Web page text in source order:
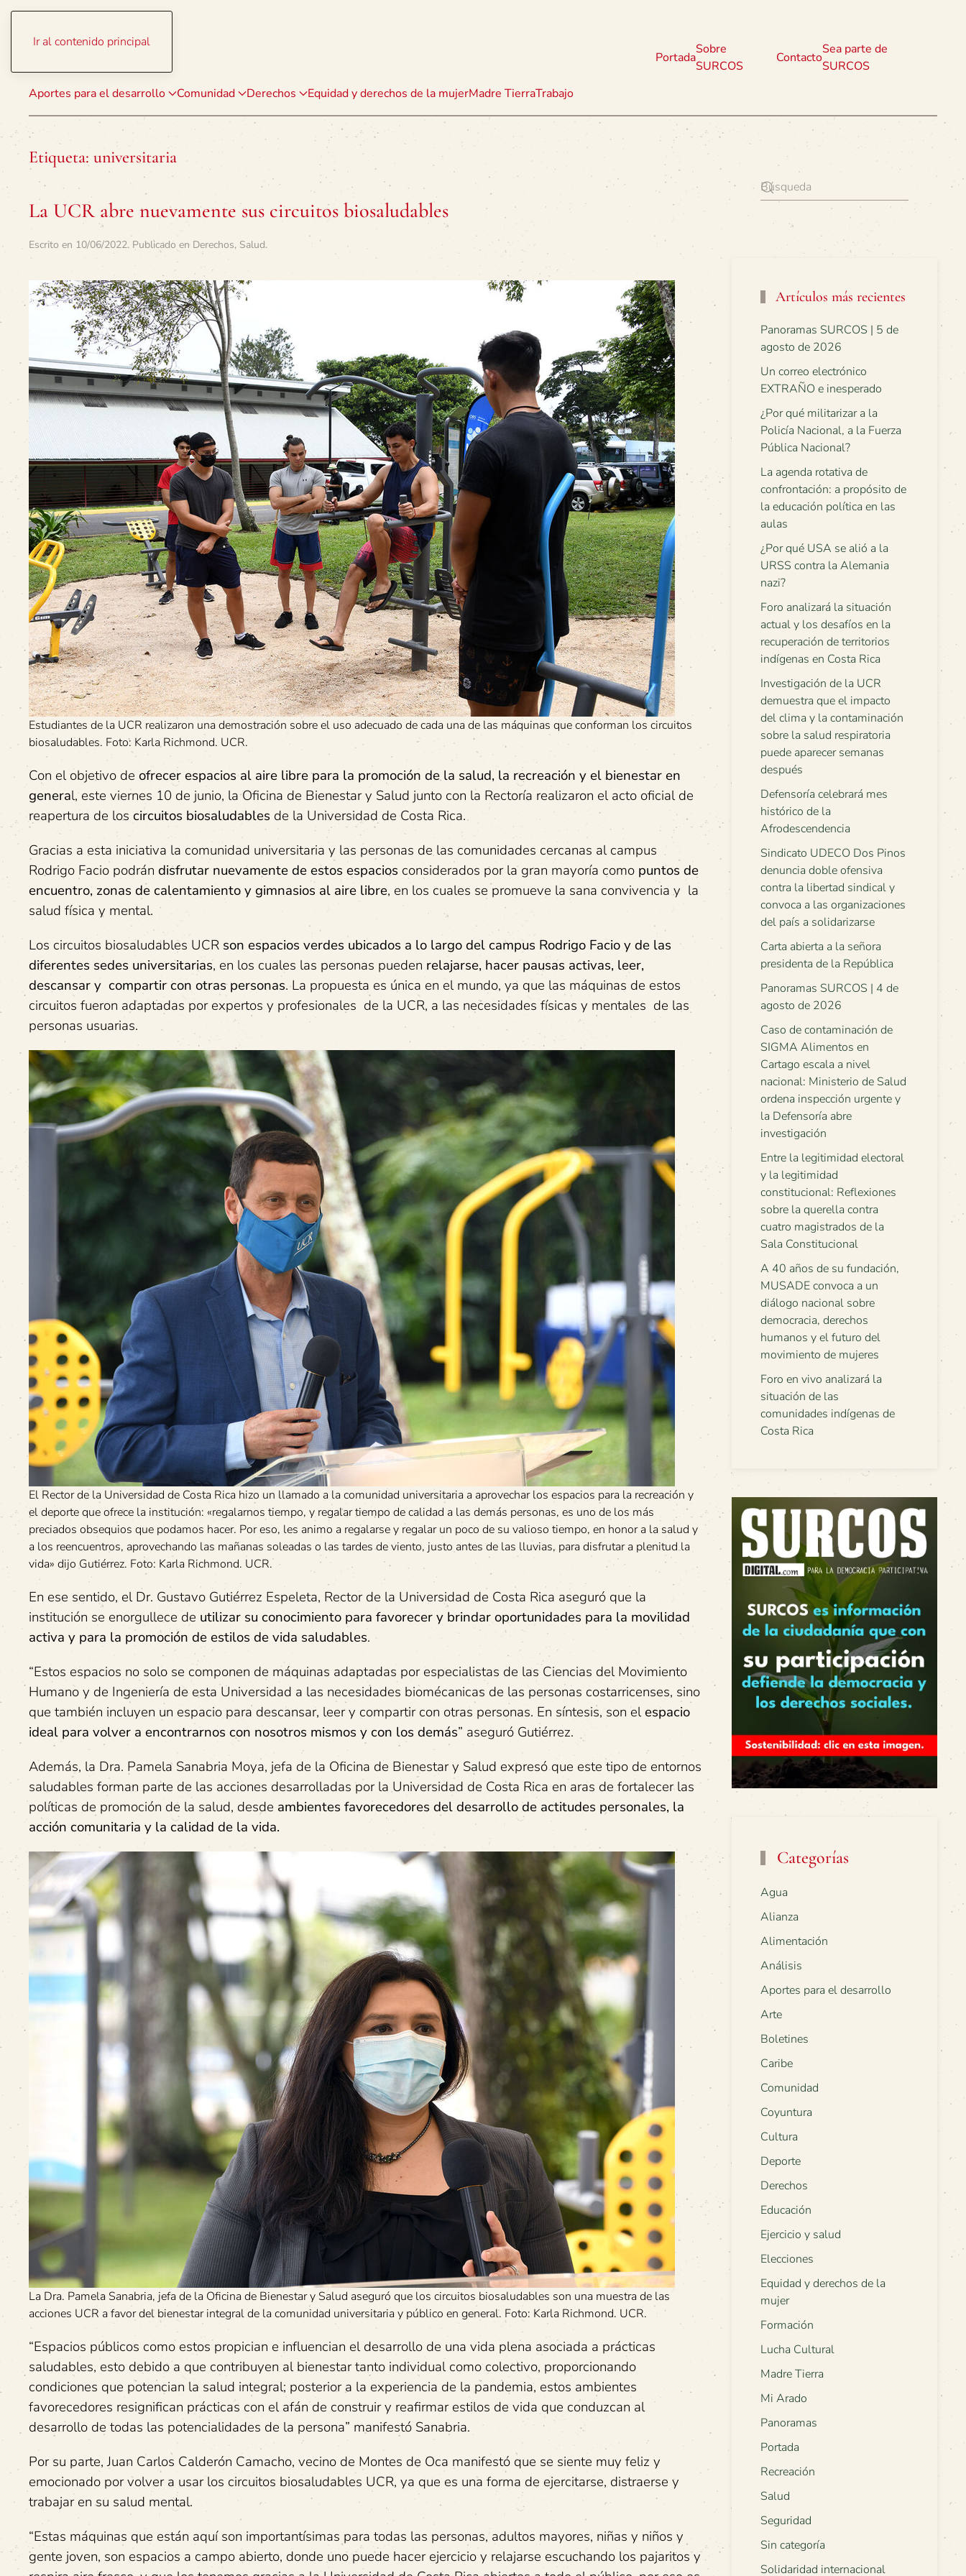
Ir al contenido principal
Aportes para el desarrollo Comunidad Derechos Equidad y derechos de la mujerMadre TierraTrabajo
Portada
Sobre
SURCOS
Contacto
Sea parte de
SURCOS
Etiqueta: universitaria
La UCR abre nuevamente sus circuitos biosaludables
Escrito en 10/06/2022. Publicado en Derechos, Salud.
Estudiantes de la UCR realizaron una demostración sobre el uso adecuado de cada una de las máquinas que conforman los circuitos
biosaludables. Foto: Karla Richmond. UCR.
Con el objetivo de ofrecer espacios al aire libre para la promoción de la salud, la recreación y el bienestar en
general, este viernes 10 de junio, la Oficina de Bienestar y Salud junto con la Rectoría realizaron el acto oficial de
reapertura de los circuitos biosaludables de la Universidad de Costa Rica.
Gracias a esta iniciativa la comunidad universitaria y las personas de las comunidades cercanas al campus
Rodrigo Facio podrán disfrutar nuevamente de estos espacios considerados por la gran mayoría como puntos de
encuentro, zonas de calentamiento y gimnasios al aire libre, en los cuales se promueve la sana convivencia y la
salud física y mental.
Los circuitos biosaludables UCR son espacios verdes ubicados a lo largo del campus Rodrigo Facio y de las
diferentes sedes universitarias, en los cuales las personas pueden relajarse, hacer pausas activas, leer,
descansar y compartir con otras personas. La propuesta es única en el mundo, ya que las máquinas de estos
circuitos fueron adaptadas por expertos y profesionales de la UCR, a las necesidades físicas y mentales de las
personas usuarias.
El Rector de la Universidad de Costa Rica hizo un llamado a la comunidad universitaria a aprovechar los espacios para la recreación y
el deporte que ofrece la institución: «regalarnos tiempo, y regalar tiempo de calidad a las demás personas, es uno de los más
preciados obsequios que podamos hacer. Por eso, les animo a regalarse y regalar un poco de su valioso tiempo, en honor a la salud y
a los reencuentros, aprovechando las mañanas soleadas o las tardes de viento, justo antes de las lluvias, para disfrutar a plenitud la
vida» dijo Gutiérrez. Foto: Karla Richmond. UCR.
En ese sentido, el Dr. Gustavo Gutiérrez Espeleta, Rector de la Universidad de Costa Rica aseguró que la
institución se enorgullece de utilizar su conocimiento para favorecer y brindar oportunidades para la movilidad
activa y para la promoción de estilos de vida saludables.
“Estos espacios no solo se componen de máquinas adaptadas por especialistas de las Ciencias del Movimiento
Humano y de Ingeniería de esta Universidad a las necesidades biomécanicas de las personas costarricenses, sino
que también incluyen un espacio para descansar, leer y compartir con otras personas. En síntesis, son elespacio
ideal para volver a encontrarnos con nosotros mismos y con los demás” aseguró Gutiérrez.
Además, la Dra. Pamela Sanabria Moya, jefa de la Oficina de Bienestar y Salud expresó que este tipo de entornos
saludables forman parte de las acciones desarrolladas por la Universidad de Costa Rica en aras de fortalecer las
políticas de promoción de la salud, desde ambientes favorecedores del desarrollo de actitudes personales, la
acción comunitaria y la calidad de la vida.
La Dra. Pamela Sanabria, jefa de la Oficina de Bienestar y Salud aseguró que los circuitos biosaludables son una muestra de las
acciones UCR a favor del bienestar integral de la comunidad universitaria y público en general. Foto: Karla Richmond. UCR.
“Espacios públicos como estos propician e influencian el desarrollo de una vida plena asociada a prácticas
saludables, esto debido a que contribuyen al bienestar tanto individual como colectivo, proporcionando
condiciones que potencian la salud integral; posterior a la experiencia de la pandemia, estos ambientes
favorecedores resignifican prácticas con el afán de construir y reafirmar estilos de vida que conduzcan al
desarrollo de todas las potencialidades de la persona” manifestó Sanabria.
Por su parte, Juan Carlos Calderón Camacho, vecino de Montes de Oca manifestó que se siente muy feliz y
emocionado por volver a usar los circuitos biosaludables UCR, ya que es una forma de ejercitarse, distraerse y
trabajar en su salud mental.
“Estas máquinas que están aquí son importantísimas para todas las personas, adultos mayores, niñas y niños y
gente joven, son espacios a campo abierto, donde uno puede hacer ejercicio y relajarse escuchando los pajaritos y
Artículos más recientes
Panoramas SURCOS | 5 de
agosto de 2026
Un correo electrónico
EXTRAÑO e inesperado
¿Por qué militarizar a la
Policía Nacional, a la Fuerza
Pública Nacional?
La agenda rotativa de
confrontación: a propósito de
la educación política en las
aulas
¿Por qué USA se alió a la
URSS contra la Alemania
nazi?
Foro analizará la situación
actual y los desafíos en la
recuperación de territorios
indígenas en Costa Rica
Investigación de la UCR
demuestra que el impacto
del clima y la contaminación
sobre la salud respiratoria
puede aparecer semanas
después
Defensoría celebrará mes
histórico de la
Afrodescendencia
Sindicato UDECO Dos Pinos
denuncia doble ofensiva
contra la libertad sindical y
convoca a las organizaciones
del país a solidarizarse
Carta abierta a la señora
presidenta de la República
Panoramas SURCOS | 4 de
agosto de 2026
Caso de contaminación de
SIGMA Alimentos en
Cartago escala a nivel
nacional: Ministerio de Salud
ordena inspección urgente y
la Defensoría abre
investigación
Entre la legitimidad electoral
y la legitimidad
constitucional: Reflexiones
sobre la querella contra
cuatro magistrados de la
Sala Constitucional
A 40 años de su fundación,
MUSADE convoca a un
diálogo nacional sobre
democracia, derechos
humanos y el futuro del
movimiento de mujeres
Foro en vivo analizará la
situación de las
comunidades indígenas de
Costa Rica
Categorías
Agua
Alianza
Alimentación
Análisis
Aportes para el desarrollo
Arte
Boletines
Caribe
Comunidad
Coyuntura
Cultura
Deporte
Derechos
Educación
Ejercicio y salud
Elecciones
Equidad y derechos de la
mujer
Formación
Lucha Cultural
Madre Tierra
Mi Arado
Panoramas
Portada
Recreación
Salud
Seguridad
Sin categoría
Solidaridad internacional